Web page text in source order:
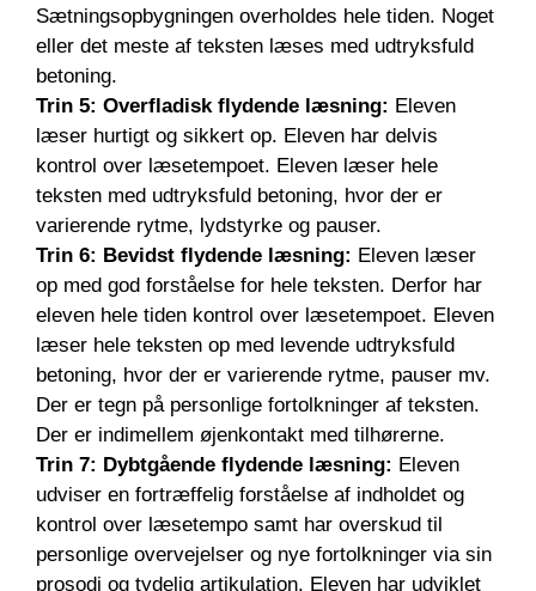
Sætningsopbygningen overholdes hele tiden. Noget
eller det meste af teksten læses med udtryksfuld
betoning.
Trin 5: Overfladisk flydende læsning: Eleven
læser hurtigt og sikkert op. Eleven har delvis
kontrol over læsetempoet. Eleven læser hele
teksten med udtryksfuld betoning, hvor der er
varierende rytme, lydstyrke og pauser.
Trin 6: Bevidst flydende læsning: Eleven læser
op med god forståelse for hele teksten. Derfor har
eleven hele tiden kontrol over læsetempoet. Eleven
læser hele teksten op med levende udtryksfuld
betoning, hvor der er varierende rytme, pauser mv.
Der er tegn på personlige fortolkninger af teksten.
Der er indimellem øjenkontakt med tilhørerne.
Trin 7: Dybtgående flydende læsning: Eleven
udviser en fortræffelig forståelse af indholdet og
kontrol over læsetempo samt har overskud til
personlige overvejelser og nye fortolkninger via sin
prosodi og tydelig artikulation. Eleven har udviklet